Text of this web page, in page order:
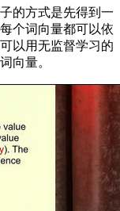
的方式是先得到一
个词向量都可以依
以用无监督学习的
向量。